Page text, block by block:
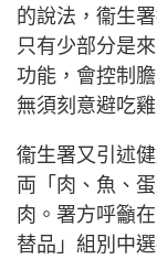
的說法，衞生
只有少部分是
功能，會控制
無須刻意避吃雞
衞生署又引述
両「肉、魚、
肉。署方呼籲
替品」組別中